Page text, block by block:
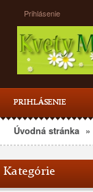
Prihlásenie
PRIHLÁSENIE
Úvodná stránka »
Kategórie